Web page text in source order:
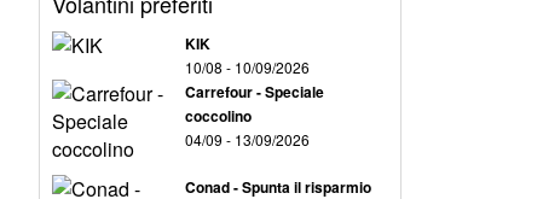
KIK
10/08 - 10/09/2026
Carrefour - Speciale
coccolino
04/09 - 13/09/2026
Conad - Spunta il risparmio